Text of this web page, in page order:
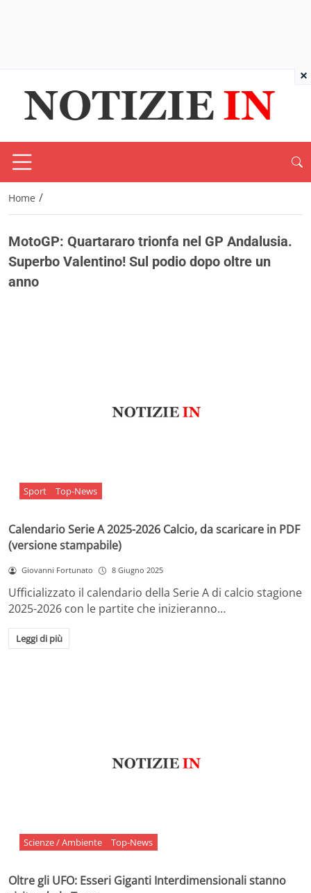
Home /
MotoGP: Quartararo trionfa nel GP Andalusia.
Superbo Valentino! Sul podio dopo oltre un
anno
Sport Top-News
Calendario Serie A 2025-2026 Calcio, da scaricare in PDF
(versione stampabile)
Giovanni Fortunato 8 Giugno 2025
Ufficializzato il calendario della Serie A di calcio stagione
2025-2026 con le partite che inizieranno…
Leggi di più
Scienze / Ambiente Top-News
Oltre gli UFO: Esseri Giganti Interdimensionali stanno
×